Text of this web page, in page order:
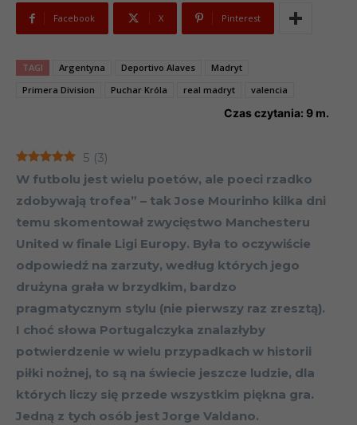
Facebook X Pinterest
TAGI Argentyna Deportivo Alaves
Madryt
Primera Division
Puchar Króla real madryt valencia
Czas czytania: 9 m.
5 (3)
W futbolu jest wielu poetów, ale poeci rzadko
zdobywają trofea” – tak Jose Mourinho kilka dni
temu skomentował zwycięstwo Manchesteru
United w finale Ligi Europy. Była to oczywiście
odpowiedź na zarzuty, według których jego
drużyna grała w brzydkim, bardzo
pragmatycznym stylu (nie pierwszy raz zresztą).
I choć słowa Portugalczyka znalazłyby
potwierdzenie w wielu przypadkach w historii
piłki nożnej, to są na świecie jeszcze ludzie, dla
których liczy się przede wszystkim piękna gra.
Jedną z tych osób jest Jorge Valdano.